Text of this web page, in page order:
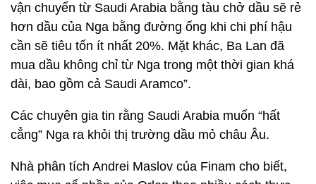
vận chuyển từ Saudi Arabia bằng tàu chở dầu sẽ rẻ
hơn dầu của Nga bằng đường ống khi chi phí hậu
cần sẽ tiêu tốn ít nhất 20%. Mặt khác, Ba Lan đã
mua dầu không chỉ từ Nga trong một thời gian khá
dài, bao gồm cả Saudi Aramco”.
Các chuyên gia tin rằng Saudi Arabia muốn “hất
cẳng” Nga ra khỏi thị trường dầu mỏ châu Âu.
Nhà phân tích Andrei Maslov của Finam cho biết,